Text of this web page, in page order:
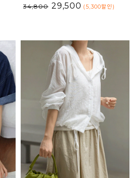
34,800 29,500 (5,300할인 )